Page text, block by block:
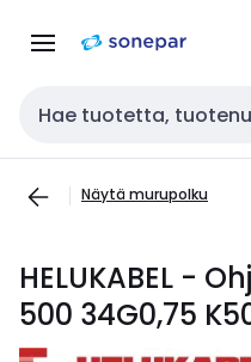
navigointiinsisältöön
Haku
Näytä murupolku
HELUKABEL -
500 34G0,75